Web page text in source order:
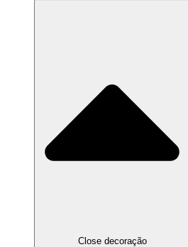
Close decoração